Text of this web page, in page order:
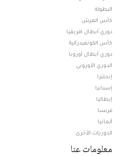
البطولة
كأس العرش
دوري أبطال افريقيا
كأس الكونفيدرالية
دوري أبطال أوروبا
الدوري الأوروبي
إنجلترا
إسبانيا
إيطاليا
فرنسا
ألمانيا
الدوريات الأخرى
معلومات عنا